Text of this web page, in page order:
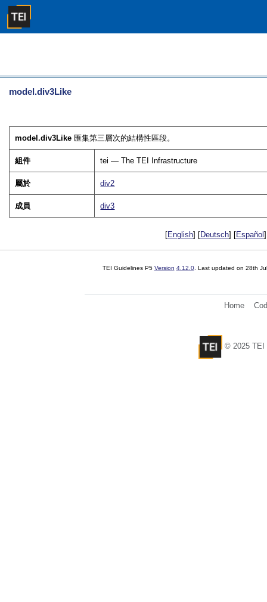
model.div3Like
model.div3Like 匯集第三層次的結構性區段。
組件 tei — The TEI Infrastructure
屬於 div2
成員 div3
[English] [Deutsch] [Español
TEI Guidelines P5 Version 4.12.0. Last updated on 28th
Home
© 2025